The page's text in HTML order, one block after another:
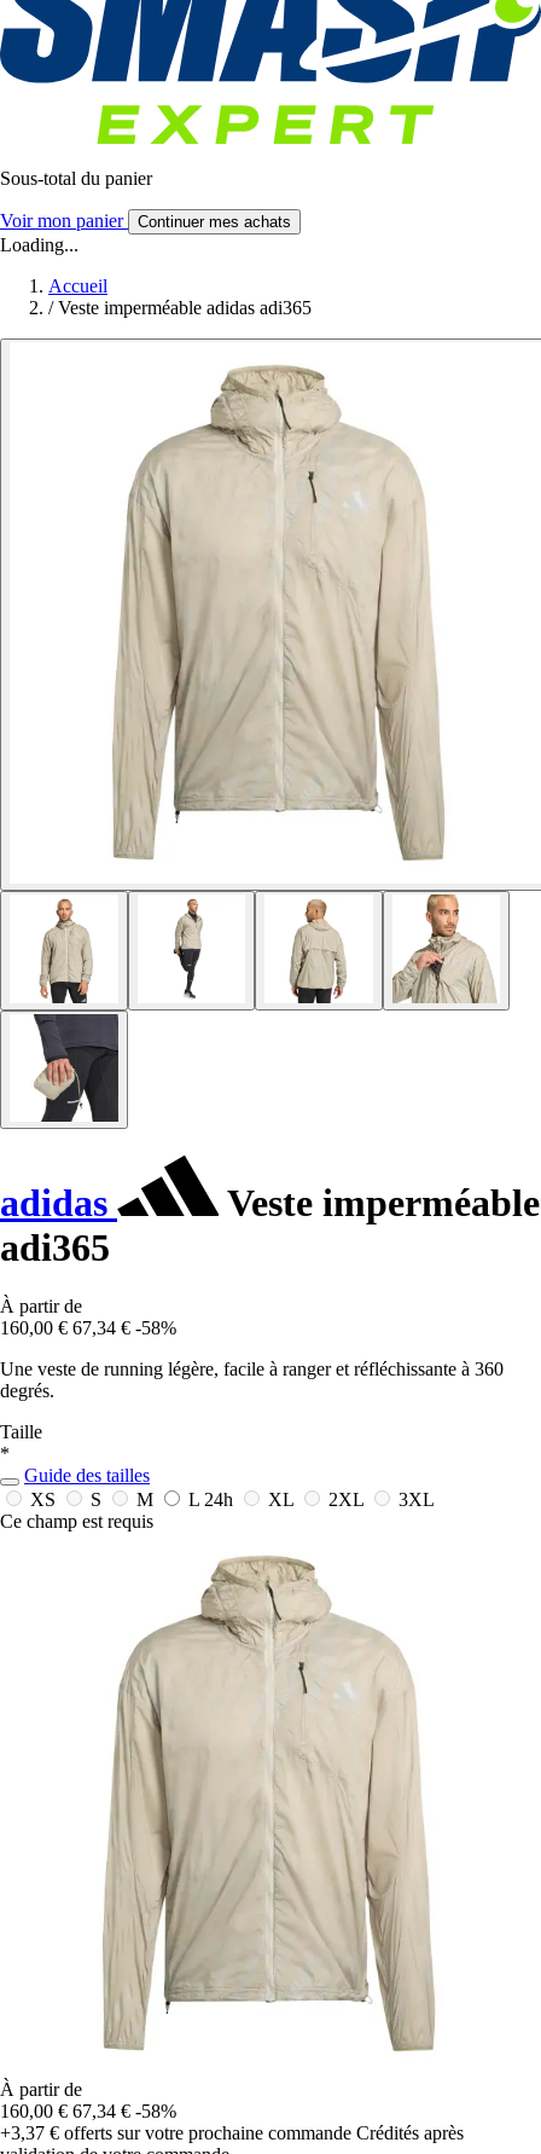
Sous-total du panier
Voir mon panier Continuer mes achats
Loading...
Accueil
/ Veste imperméable adidas adi365
adidas
Veste imperméable
adi365
À partir de
160,00 € 67,34 € -58%
Une veste de running légère, facile à ranger et réfléchissante à 360
degrés.
Taille
*
Guide des tailles
XS
S M L 24h XL 2XL
3XL
Ce champ est requis
À partir de
160,00 € 67,34 € -58%
+3,37 € offerts sur votre prochaine commande Crédités après